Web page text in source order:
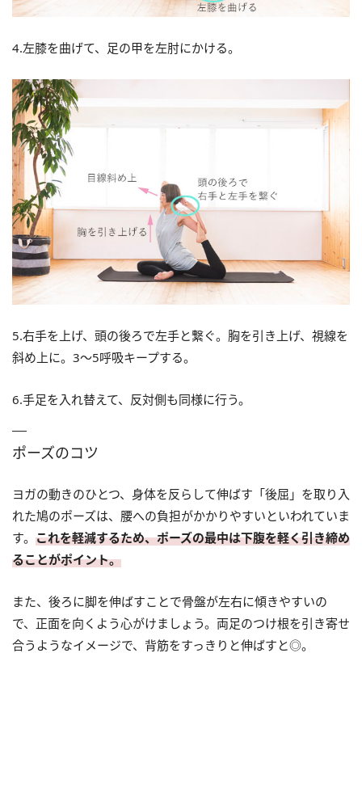
4.左膝を曲げて、足の甲を左肘にかける。
5.右手を上げ、頭の後ろで左手と繋ぐ。胸を引き上げ、視線を
斜め上に。3～5呼吸キープする。
6.手足を入れ替えて、反対側も同様に行う。
ポーズのコツ
ヨガの動きのひとつ、身体を反らして伸ばす「後屈」を取り入
れた鳩のポーズは、腰への負担がかかりやすいといわれていま
す。 これを軽減するため、ポーズの最中は下腹を軽く引き締め
ることがポイント。
また、後ろに脚を伸ばすことで骨盤が左右に傾きやすいの
で、正面を向くよう心がけましょう。両足のつけ根を引き寄せ
合うようなイメージで、背筋をすっきりと伸ばすと◎。